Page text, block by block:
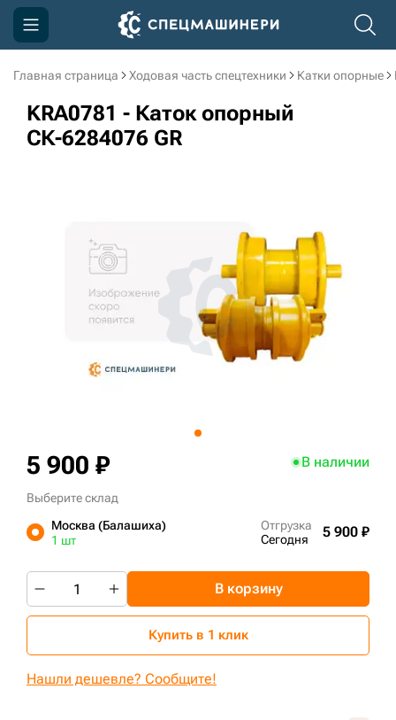
Главная страница Ходовая часть спецтехники Катки опорные
KRA0781 - Каток опорный
СК-6284076 GR
5 900 ₽ В наличии
Выберите склад
Москва (Балашиха)
1 шт
Отгрузка
Сегодня
5 900 ₽
В корзину
Купить в 1 клик
Нашли дешевле? Сообщите!
Компания
Акции
3D тур по производству
3D тур по складам
sksale@skdst.ru